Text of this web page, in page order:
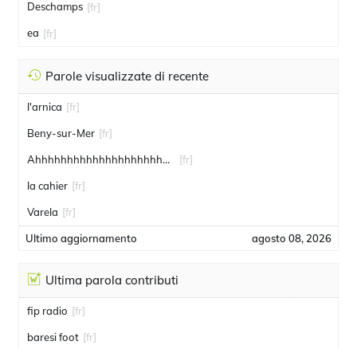
Deschamps [fr]
ea [fr]
Parole visualizzate di recente
l'arnica [fr]
Beny-sur-Mer [fr]
Ahhhhhhhhhhhhhhhhhhhhhhhhhhhhhhhhhhhhhhhhhhhhhhhh [fr]
la cahier [fr]
Varela [fr]
Ultimo aggiornamento agosto 08, 2026
Ultima parola contributi
fip radio [fr]
baresi foot [fr]